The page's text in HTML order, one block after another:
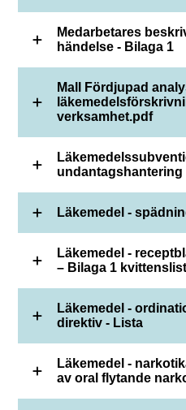
Medarbetares
händelse - Bilaga 1
Mall Fördjupad
verksamhet.pdf
undantagshantering
Läkemedel -
Läkemedel -
– Bilaga 1
Läkemedel -
direktiv - Lista
Läkemedel -
av oral flytande